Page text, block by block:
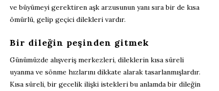
ve büyümeyi gerektiren aşk arzusunun yanı sıra bir de kısa
ömürlü, gelip geçici dilekleri vardır.
Bir dileğin peşinden gitmek
Günümüzde alışveriş merkezleri, dileklerin kısa süreli
uyanma ve sönme hızlarını dikkate alarak tasarlanmışlardır.
Kısa süreli, bir gecelik ilişki istekleri bu anlamda bir dileğin